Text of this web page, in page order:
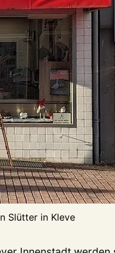
Slütter in Kleve